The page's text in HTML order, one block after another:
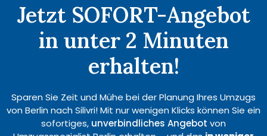
Jetzt SOFORT-Angebot
in unter 2 Minuten
erhalten!
Sparen Sie Zeit und Mühe bei der Planung Ihres Umzugs
von Berlin nach Silivri! Mit nur wenigen Klicks können Sie ein
sofortiges, unverbindliches Angebot von